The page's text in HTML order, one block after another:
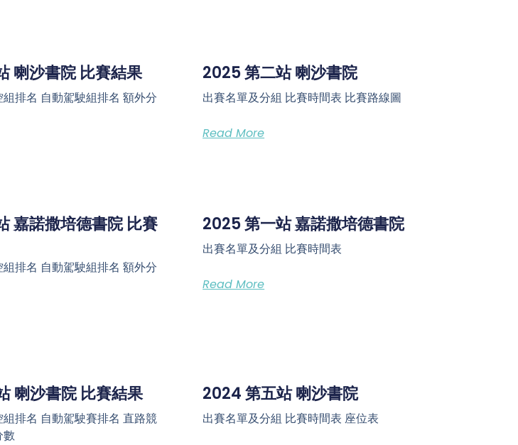
喇沙書院 比賽結果
排名 自動駕駛組排名 額外分
2025 第二站 喇沙書院
出賽名單及分組 比賽時間表 比賽路線圖
Read More
嘉諾撒培德書院 比賽
排名 自動駕駛組排名 額外分
2025 第一站 嘉諾撒培德書院
出賽名單及分組 比賽時間表
Read More
喇沙書院 比賽結果
排名 自動駕駛賽排名 直路競
數
2024 第五站 喇沙書院
出賽名單及分組 比賽時間表 座位表